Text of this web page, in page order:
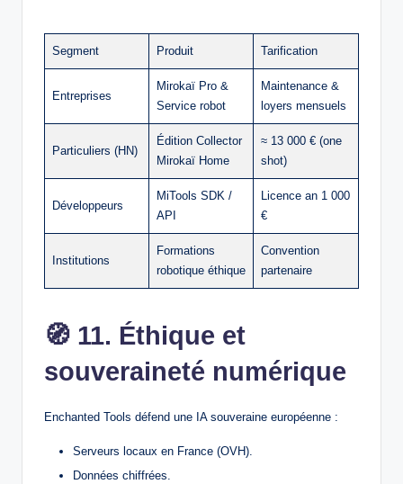
Segment Produit Tarification
Entreprises
Mirokaï Pro &
Service robot
Maintenance &
loyers mensuels
Particuliers (HN)
Édition Collector
Mirokaï Home
≈ 13 000 € (one
shot)
Développeurs
MiTools SDK /
API
Licence an 1 000
€
Institutions
Formations
robotique éthique
Convention
partenaire
🧭 11. Éthique et
souveraineté numérique
Enchanted Tools défend une IA souveraine européenne :
Serveurs locaux en France (OVH).
Données chiffrées.